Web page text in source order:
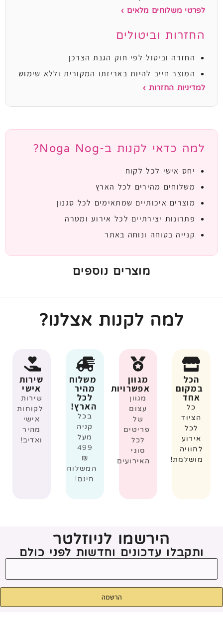
לפרטי משלוחים מלאים ›
החזרות וביטולים
החזרה וביטול לפי חוק הגנת הצרכן
המוצר חייב להיות באריזתו המקורית וללא שימוש
למדיניות החזרות ›
למה כדאי לקנות ב-Noga Nog?
יחס אישי לכל לקוח
משלוחים מהירים לכל הארץ
מוצרים איכותיים שמתאימים לכל סגנון
פתרונות יצירתיים לכל אירוע ומטרה
קנייה בטוחה ונוחה באתר
מוצרים נוספים
למה לקנות אצלנו?
הכל
במקום
אחד
כל
הציוד
לכל
אירוע
לחוויה
מושלמת!
מגוון
אפשרויות
מגוון
עצום
של
פריטים
לכל
סוגי
האירועים
משלוח
מהיר
לכל
הארץ!
בכל
קניה
מעל
499
₪
המשלוח
חינם!
שירות
אישי
שירות
לקוחות
אישי
מהיר
ואדיב!
הירשמו לניוזלטר
ותקבלו עדכונים וחדשות לפני כולם
הרשמה